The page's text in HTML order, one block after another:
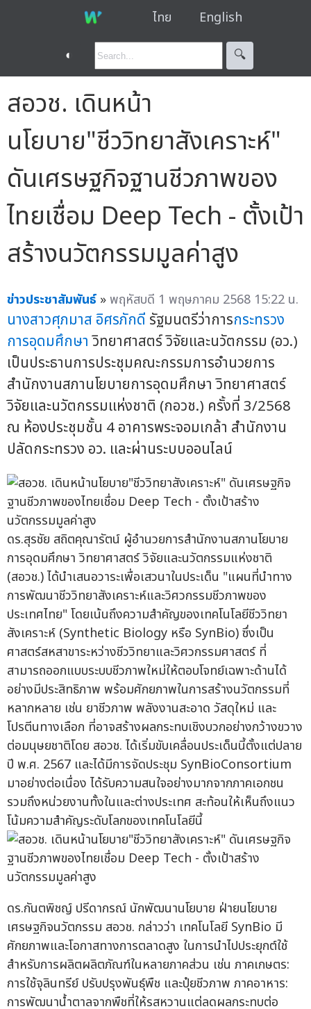
ไทย English
◐ 🔍︎
สอวช. เดินหน้า
นโยบาย"ชีววิทยาสังเคราะห์"
ดันเศรษฐกิจฐานชีวภาพของ
ไทยเชื่อม Deep Tech - ตั้งเป้า
สร้างนวัตกรรมมูลค่าสูง
ข่าวประชาสัมพันธ์ »พฤหัสบดี 1 พฤษภาคม 2568 15:22 น.
นางสาวศุภมาส อิศรภักดี รัฐมนตรีว่าการกระทรวง
การอุดมศึกษาวิทยาศาสตร์ วิจัยและนวัตกรรม (อว.)
เป็นประธานการประชุมคณะกรรมการอำนวยการ
สำนักงานสภานโยบายการอุดมศึกษา วิทยาศาสตร์
วิจัยและนวัตกรรมแห่งชาติ (กอวช.) ครั้งที่ 3/2568
ณ ห้องประชุมชั้น 4 อาคารพระจอมเกล้า สำนักงาน
ปลัดกระทรวง อว. และผ่านระบบออนไลน์
ดร.สุรชัย สถิตคุณารัตน์ ผู้อำนวยการสำนักงานสภานโยบาย
การอุดมศึกษา วิทยาศาสตร์ วิจัยและนวัตกรรมแห่งชาติ
(สอวช.) ได้นำเสนอวาระเพื่อเสวนาในประเด็น "แผนที่นำทาง
การพัฒนาชีววิทยาสังเคราะห์และวิศวกรรมชีวภาพของ
ประเทศไทย" โดยเน้นถึงความสำคัญของเทคโนโลยีชีววิทยา
สังเคราะห์ (Synthetic Biology หรือ SynBio) ซึ่งเป็น
ศาสตร์สหสาขาระหว่างชีววิทยาและวิศวกรรมศาสตร์ ที่
สามารถออกแบบระบบชีวภาพใหม่ให้ตอบโจทย์เฉพาะด้านได้
อย่างมีประสิทธิภาพ พร้อมศักยภาพในการสร้างนวัตกรรมที่
หลากหลาย เช่น ยาชีวภาพ พลังงานสะอาด วัสดุใหม่ และ
โปรตีนทางเลือก ที่อาจสร้างผลกระทบเชิงบวกอย่างกว้างขวาง
ต่อมนุษยชาติโดย สอวช. ได้เริ่มขับเคลื่อนประเด็นนี้ตั้งแต่ปลาย
ปี พ.ศ. 2567 และได้มีการจัดประชุม SynBioConsortium
มาอย่างต่อเนื่อง ได้รับความสนใจอย่างมากจากภาคเอกชน
รวมถึงหน่วยงานทั้งในและต่างประเทศ สะท้อนให้เห็นถึงแนว
โน้มความสำคัญระดับโลกของเทคโนโลยีนี้
ดร.กันตพิชญ์ ปรีดากรณ์ นักพัฒนานโยบาย ฝ่ายนโยบาย
เศรษฐกิจนวัตกรรม สอวช. กล่าวว่า เทคโนโลยี SynBio มี
ศักยภาพและโอกาสทางการตลาดสูง ในการนำไปประยุกต์ใช้
สำหรับการผลิตผลิตภัณฑ์ในหลายภาคส่วน เช่น ภาคเกษตร:
การใช้จุลินทรีย์ ปรับปรุงพันธุ์พืช และปุ๋ยชีวภาพ ภาคอาหาร:
การพัฒนาน้ำตาลจากพืชที่ให้รสหวานแต่ลดผลกระทบต่อ